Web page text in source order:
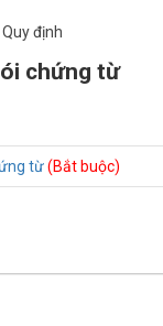
Quy định
chứng từ
từ(Bắt buộc)